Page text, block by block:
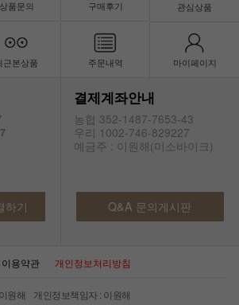
상품문의 구매후기 관심상품
근본상품 주문내역 마이페이지
결제계좌안내
농협 352-1487-7653-43
우리 1002-746-829227
예금주 : 이원해(미소바이크)
기 Q&A 문의게시판
이용약관 개인정보처리방침
원해 개인정보책임자 : 이원해